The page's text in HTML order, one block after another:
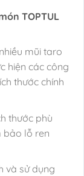
TOPTUL
mũi taro
hiện các công
thước chính
thước phù
bảo lỗ ren
và sử dụng